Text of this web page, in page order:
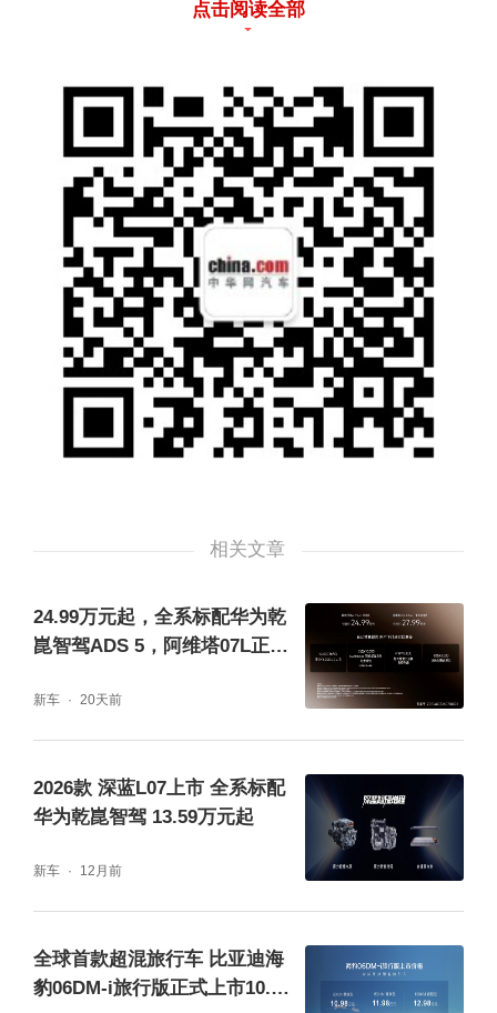
满，全系4款车型均配备互联、安全等多项智
来了一项前所未有的权益—— 行业首创智驾保
障。
首先设计上，宝骏云海采用了全新的设计语
言，其外观造型充满未来感。流线型的车身线
条，搭配低矮的车头设计，营造出强烈的运动
气息。独特的LED日间行车灯与立体化的前格
LED尾灯与前大灯形成呼应，夜间行车安全性
点击阅读全部
相关文章
24.99万元起，全系标配华为乾
崑智驾ADS 5，阿维塔07L正式
新车 20天前
2026款 深蓝L07上市 全系标配
华为乾崑智驾 13.59万元起
新车 12月前
全球首款超混旅行车 比亚迪海
豹06DM-i旅行版正式上市10.98